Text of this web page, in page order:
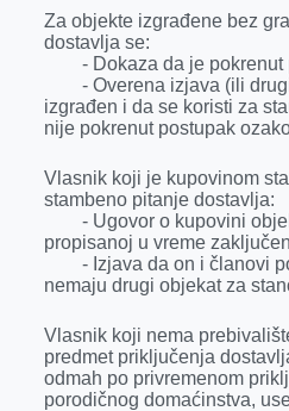
Za objekte izgrađene bez
dostavlja se:
- Dokaza da je pokrenut
- Overena izjava (ili drugi
izgrađen i da se koristi za
nije pokrenut postupak
Vlasnik koji je kupovinom
stambeno pitanje dostavlja:
- Ugovor o kupovini
propisanoj u vreme
- Izjava da on i članovi
nemaju drugi objekat za
Vlasnik koji nema
predmet priključenja
odmah po privremenom
porodičnog domaćinstva,